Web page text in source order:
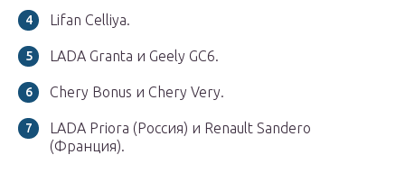
Lifan Celliya.
LADA Granta и Geely GC6.
Chery Bonus и Chery Very.
LADA Priora (Россия) и Renault Sandero
(Франция).